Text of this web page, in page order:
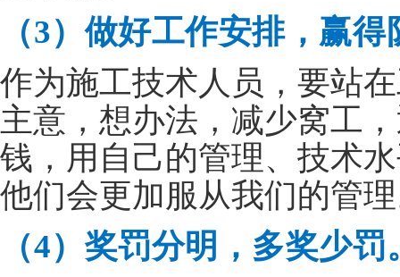
（3）做好工作安排，赢
作为施工技术人员，要站
主意，想办法，减少窝工
钱，用自己的管理、技术
他们会更加服从我们的管
（4）奖罚分明，多奖少罚